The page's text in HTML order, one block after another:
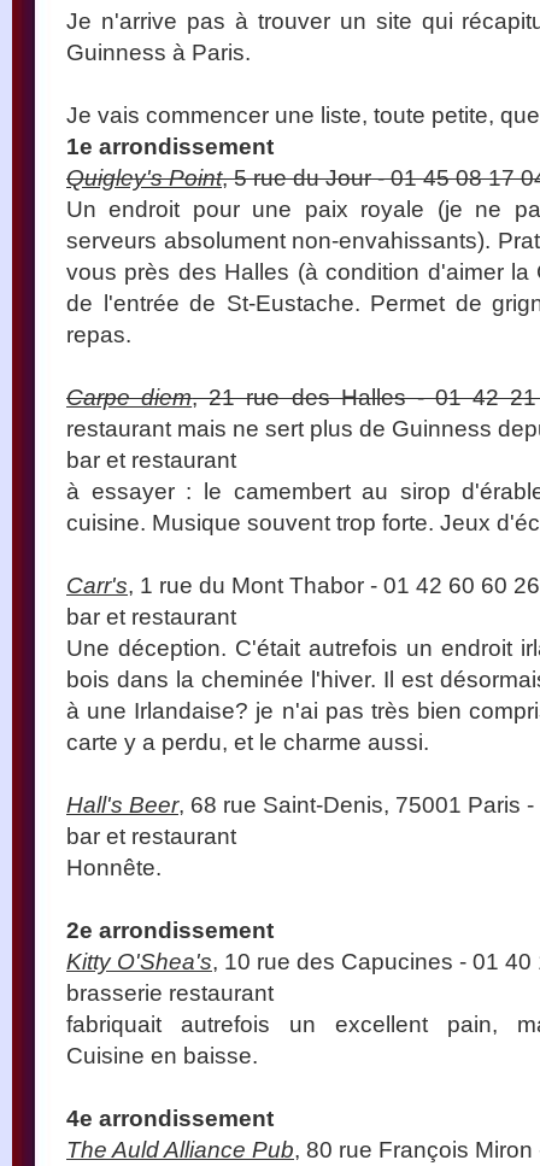
Je n'arrive pas à trouver un site qui
Guinness à Paris.
Je vais commencer une liste, toute petite,
1e arrondissement
Quigley's Point, 5 rue du Jour - 01 45 08 17
Un endroit pour une paix royale (je ne
serveurs absolument non-envahissants).
vous près des Halles (à condition d'aimer
de l'entrée de St-Eustache. Permet de
repas.
Carpe diem, 21 rue des Halles - 01 42
restaurant mais ne sert plus de Guinness
bar et restaurant
à essayer : le camembert au sirop
cuisine. Musique souvent trop forte. Jeux
Carr's, 1 rue du Mont Thabor - 01 42 60 60 26
bar et restaurant
Une déception. C'était autrefois un endroit
bois dans la cheminée l'hiver. Il est
à une Irlandaise? je n'ai pas très bien
carte y a perdu, et le charme aussi.
Hall's Beer, 68 rue Saint-Denis, 75001 Paris
bar et restaurant
Honnête.
2e arrondissement
Kitty O'Shea's, 10 rue des Capucines - 01 40
brasserie restaurant
fabriquait autrefois un excellent pain,
Cuisine en baisse.
4e arrondissement
The Auld Alliance Pub, 80 rue François